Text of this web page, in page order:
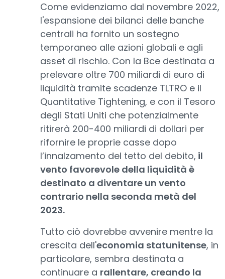
Come evidenziamo dal novembre 2022,
l'espansione dei bilanci delle banche
centrali ha fornito un sostegno
temporaneo alle azioni globali e agli
asset di rischio. Con la Bce destinata a
prelevare oltre 700 miliardi di euro di
liquidità tramite scadenze TLTRO e il
Quantitative Tightening, e con il Tesoro
degli Stati Uniti che potenzialmente
ritirerà 200-400 miliardi di dollari per
rifornire le proprie casse dopo
l’innalzamento del tetto del debito, il
vento favorevole della liquidità è
destinato a diventare un vento
contrario nella seconda metà del
2023.
Tutto ciò dovrebbe avvenire mentre la
crescita dell'economia statunitense, in
particolare, sembra destinata a
continuare a rallentare, creando la